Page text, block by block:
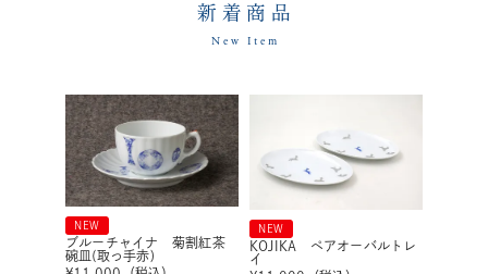
新着商品
New Item
NEW
ブルーチャイナ 菊割紅茶
碗皿(取っ手赤)
NEW
KOJIKA ペアオーバルトレ
イ